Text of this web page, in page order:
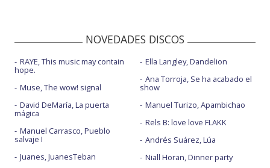
NOVEDADES DISCOS
RAYE, This music may contain
hope.
Muse, The wow! signal
David DeMaría, La puerta
mágica
Manuel Carrasco, Pueblo
salvaje I
Juanes, JuanesTeban
Ella Langley, Dandelion
Ana Torroja, Se ha acabado el
show
Manuel Turizo, Apambichao
Rels B: love love FLAKK
Andrés Suárez, Lúa
Niall Horan, Dinner party